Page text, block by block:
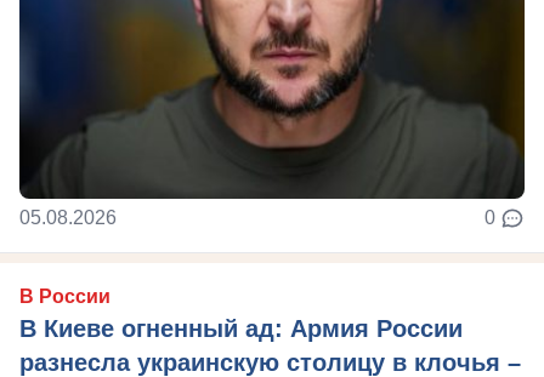
05.08.2026 0
В России
В Киеве огненный ад: Армия России
разнесла украинскую столицу в клочья –